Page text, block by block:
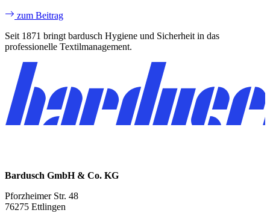
zum Beitrag
Seit 1871 bringt bardusch Hygiene und Sicherheit in das
professionelle Textilmanagement.
Bardusch GmbH & Co. KG
Pforzheimer Str. 48
76275 Ettlingen